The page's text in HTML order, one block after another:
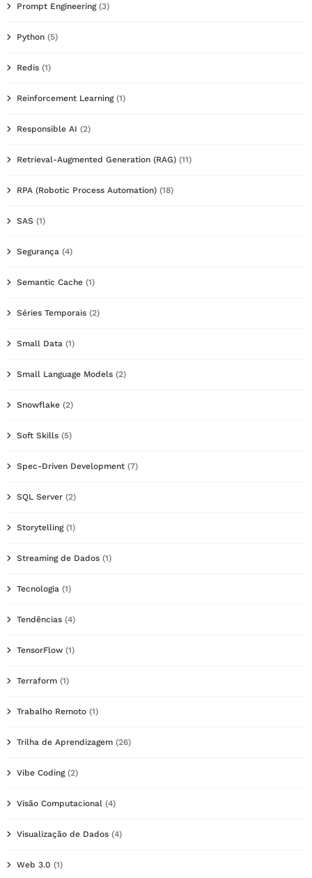
Prompt Engineering(3)
Python (5)
Redis (1)
Reinforcement Learning(1)
Responsible AI (2)
Retrieval-Augmented Generation (RAG) (11)
RPA (Robotic Process Automation) (18)
SAS (1)
Segurança (4)
Semantic Cache (1)
Séries Temporais (2)
Small Data (1)
Small Language Models (2)
Snowflake (2)
Soft Skills (5)
Spec-Driven Development (7)
SQL Server (2)
Storytelling(1)
Streaming de Dados (1)
Tecnologia (1)
Tendências (4)
TensorFlow (1)
Terraform (1)
Trabalho Remoto (1)
Trilha de Aprendizagem (26)
Vibe Coding(2)
Visão Computacional (4)
Visualização de Dados (4)
Web 3.0 (1)